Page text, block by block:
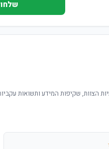
שלחו
הצוות, שקיפות המידע ותשואות